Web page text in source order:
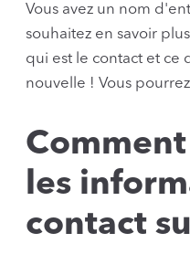
Vous avez un nom
souhaitez en savoir
qui est le contact et ce
nouvelle ! Vous
les
contact